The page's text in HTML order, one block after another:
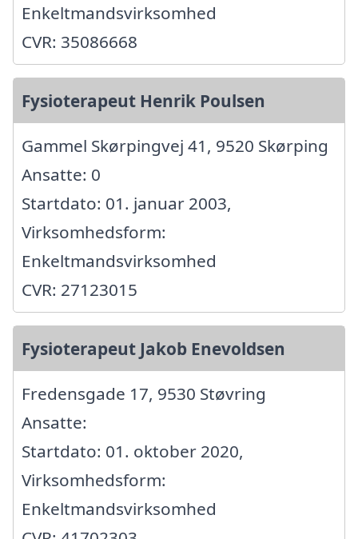
Enkeltmandsvirksomhed
CVR: 35086668
Fysioterapeut Henrik Poulsen
Gammel Skørpingvej 41, 9520 Skørping
Ansatte: 0
Startdato: 01. januar 2003,
Virksomhedsform:
Enkeltmandsvirksomhed
CVR: 27123015
Fysioterapeut Jakob Enevoldsen
Fredensgade 17, 9530 Støvring
Ansatte:
Startdato: 01. oktober 2020,
Virksomhedsform:
Enkeltmandsvirksomhed